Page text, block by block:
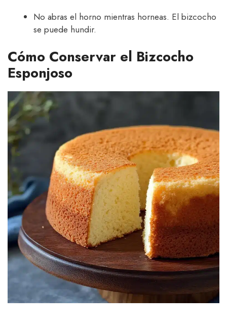
No abras el horno mientras horneas. El bizcocho
se puede hundir.
Cómo Conservar el Bizcocho
Esponjoso